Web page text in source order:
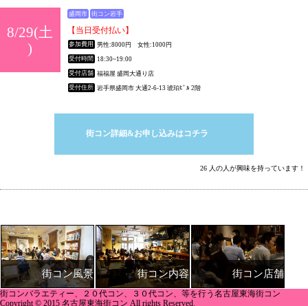
8/29(土
)
盛岡市 街コン岩手
【当日受付払い】
参加費用 男性:8000円 女性:1000円
受付時間 18:30~19:00
受付店舗 福福屋 盛岡大通り店
受付住所 岩手県盛岡市 大通2-6-13 琥珀ﾋﾞﾙ 2階
街コン詳細&お申し込みはコチラ
26 人の人が興味を持っています！
街コン風景 街コン内容 街コン店舗
街コンバラエティー、２０代コン、３０代コン、等を行う名古屋東海街コン
Copyright © 2015 名古屋東海街コン All rights Reserved.